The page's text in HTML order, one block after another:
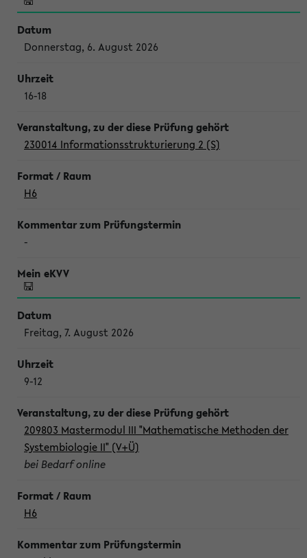
Donnerstag, 6. August 2026
16-18
230014 Informationsstrukturierung 2 (S)
H6
-
Freitag, 7. August 2026
9-12
209803 Mastermodul III "Mathematische Methoden der
Systembiologie II" (V+Ü)
bei Bedarf online
H6